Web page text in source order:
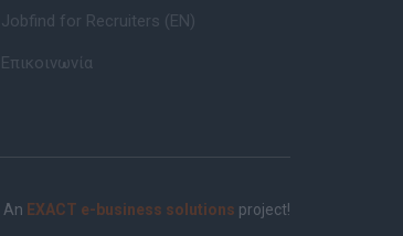
Jobfind for Recruiters (EN)
Επικοινωνία
An EXACT e-business solutions project!